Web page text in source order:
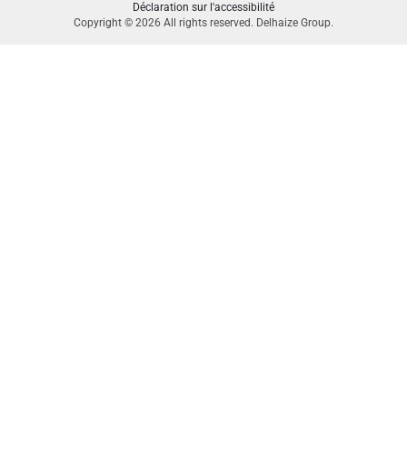
Déclaration sur l'accessibilité
Copyright © 2026 All rights reserved. Delhaize Group.